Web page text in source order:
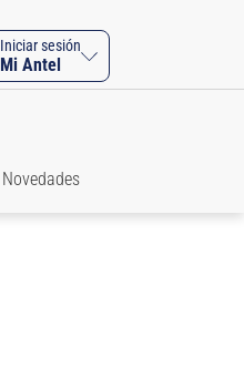
Iniciar sesión
Mi Antel
Novedades